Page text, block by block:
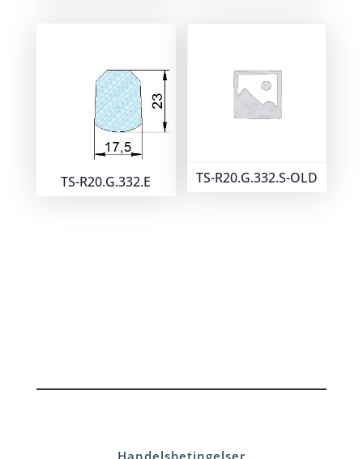
TS-R20.G.332.E TS-R20.G.332.S-OLD
Handelsbetingelser